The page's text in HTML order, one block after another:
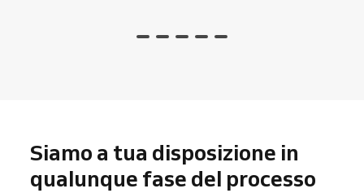
Siamo a tua disposizione in
qualunque fase del processo